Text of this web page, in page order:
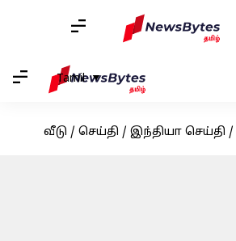
Tamil
வீடு / செய்தி / இந்தியா செய்தி /